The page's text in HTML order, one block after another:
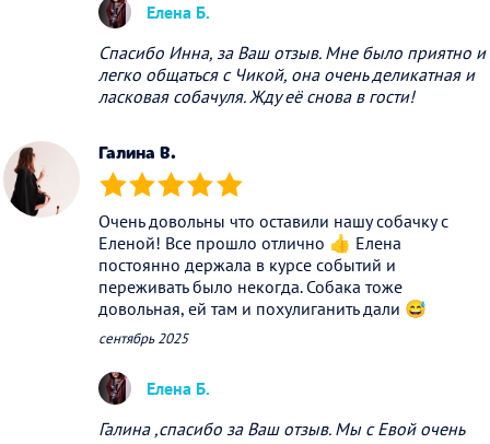
Елена Б.
Спасибо Инна, за Ваш отзыв. Мне было приятно и
легко общаться с Чикой, она очень деликатная и
ласковая собачуля. Жду её снова в гости!
Галина В.
(*) (*) (*) (*) (*)
Очень довольны что оставили нашу собачку с
Еленой! Все прошло отлично 👍 Елена
постоянно держала в курсе событий и
переживать было некогда. Собака тоже
довольная, ей там и похулиганить дали 😅
сентябрь 2025
Елена Б.
Галина ,спасибо за Ваш отзыв. Мы с Евой очень